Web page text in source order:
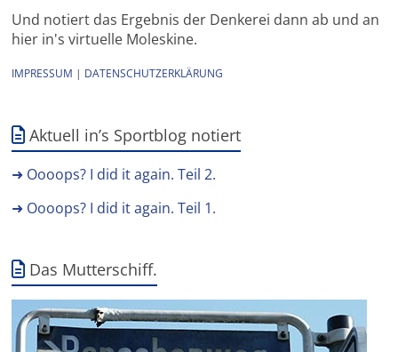
Und notiert das Ergebnis der Denkerei dann ab und an
hier in's virtuelle Moleskine.
IMPRESSUM | DATENSCHUTZERKLÄRUNG
Aktuell in’s Sportblog notiert
➜ Oooops? I did it again. Teil 2.
➜ Oooops? I did it again. Teil 1.
Das Mutterschiff.